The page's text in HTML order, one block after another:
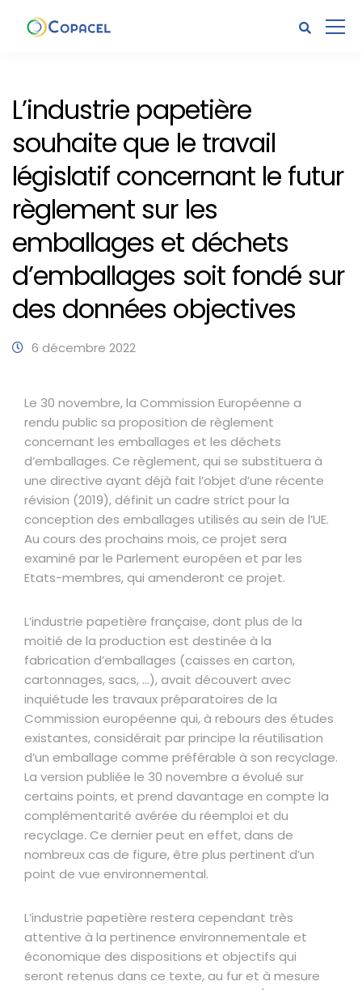
L’industrie papetière
souhaite que le travail
législatif concernant le futur
règlement sur les
emballages et déchets
d’emballages soit fondé sur
des données objectives
6 décembre 2022
Le 30 novembre, la Commission Européenne a
rendu public sa proposition de règlement
concernant les emballages et les déchets
d’emballages. Ce règlement, qui se substituera à
une directive ayant déjà fait l’objet d’une récente
révision (2019), définit un cadre strict pour la
conception des emballages utilisés au sein de l’UE.
Au cours des prochains mois, ce projet sera
examiné par le Parlement européen et par les
Etats-membres, qui amenderont ce projet.
L’industrie papetière française, dont plus de la
moitié de la production est destinée à la
fabrication d’emballages (caisses en carton,
cartonnages, sacs, …), avait découvert avec
inquiétude les travaux préparatoires de la
Commission européenne qui, à rebours des études
existantes, considérait par principe la réutilisation
d’un emballage comme préférable à son recyclage.
La version publiée le 30 novembre a évolué sur
certains points, et prend davantage en compte la
complémentarité avérée du réemploi et du
recyclage. Ce dernier peut en effet, dans de
nombreux cas de figure, être plus pertinent d’un
point de vue environnemental.
L’industrie papetière restera cependant très
attentive à la pertinence environnementale et
économique des dispositions et objectifs qui
seront retenus dans ce texte, au fur et à mesure